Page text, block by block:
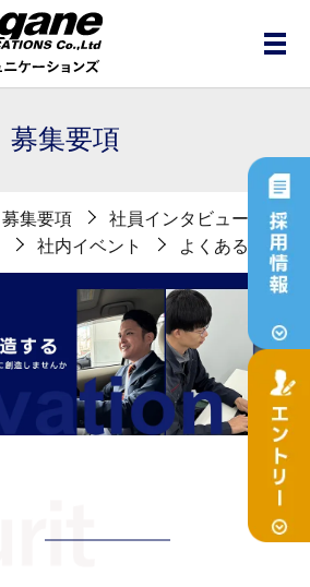
メ
募集要項
募集要項
社員インタビュー
社内イベント よくある質問